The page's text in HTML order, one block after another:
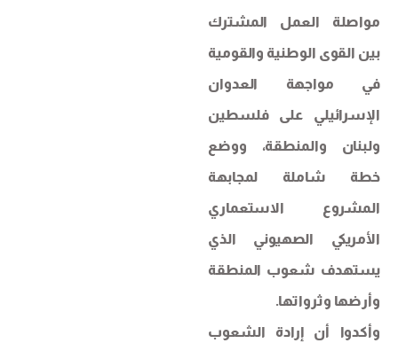
مواصلة العمل المشترك
بين القوى الوطنية والقومية
في مواجهة العدوان
الإسرائيلي على فلسطين
ولبنان والمنطقة، ووضع
خطة شاملة لمجابهة
المشروع الاستعماري
الأمريكي الصهيوني الذي
يستهدف شعوب المنطقة
وأرضها وثرواتها.
وأكدوا أن إرادة الشعوب